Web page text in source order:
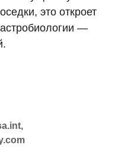
это откроет
—